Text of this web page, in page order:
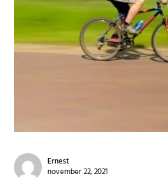
Ernest
november 22, 2021